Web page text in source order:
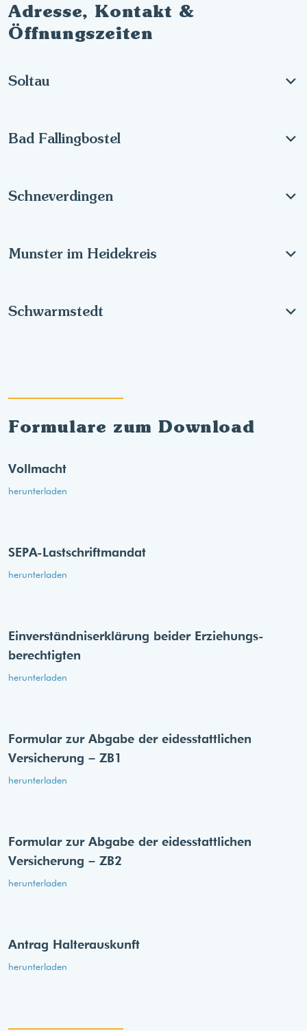
Adresse, Kontakt &
Öffnungszeiten
Soltau
Bad Fallingbostel
Schneverdingen
Munster im Heidekreis
Schwarmstedt
Formulare zum Download
Vollmacht
herunterladen
SEPA-Lastschriftmandat
herunterladen
Einverständnis­erklärung beider Erziehungs­
berechtigten
herunterladen
Formular zur Abgabe der eides­stattlichen
Versicherung – ZB1
herunterladen
Formular zur Abgabe der eides­stattlichen
Versicherung – ZB2
herunterladen
Antrag Halterauskunft
herunterladen